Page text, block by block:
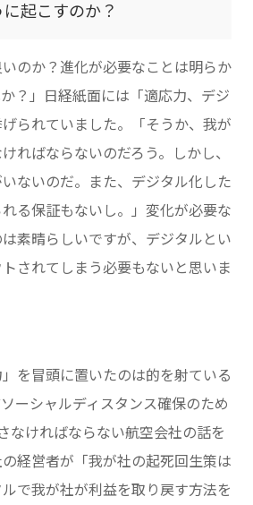
起こすのか？
のか？進化が必要なことは明らか
？」日経紙面には「適応力、デジ
られていました。「そうか、我が
ればならないのだろう。しかし、
ないのだ。また、デジタル化した
る保証もないし。」変化が必要な
素晴らしいですが、デジタルとい
されてしまう必要もないと思いま
を冒頭に置いたのは的を射ている
ーシャルディスタンス確保のため
なければならない航空会社の話を
経営者が「我が社の起死回生策は
で我が社が利益を取り戻す方法を